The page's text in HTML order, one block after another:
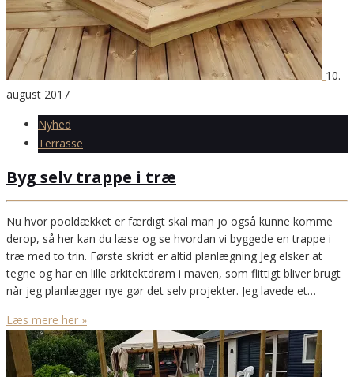
10.
august 2017
Nyhed
Terrasse
Byg selv trappe i træ
Nu hvor pooldækket er færdigt skal man jo også kunne komme
derop, så her kan du læse og se hvordan vi byggede en trappe i
træ med to trin. Første skridt er altid planlægning Jeg elsker at
tegne og har en lille arkitektdrøm i maven, som flittigt bliver brugt
når jeg planlægger nye gør det selv projekter. Jeg lavede et…
Læs mere her »